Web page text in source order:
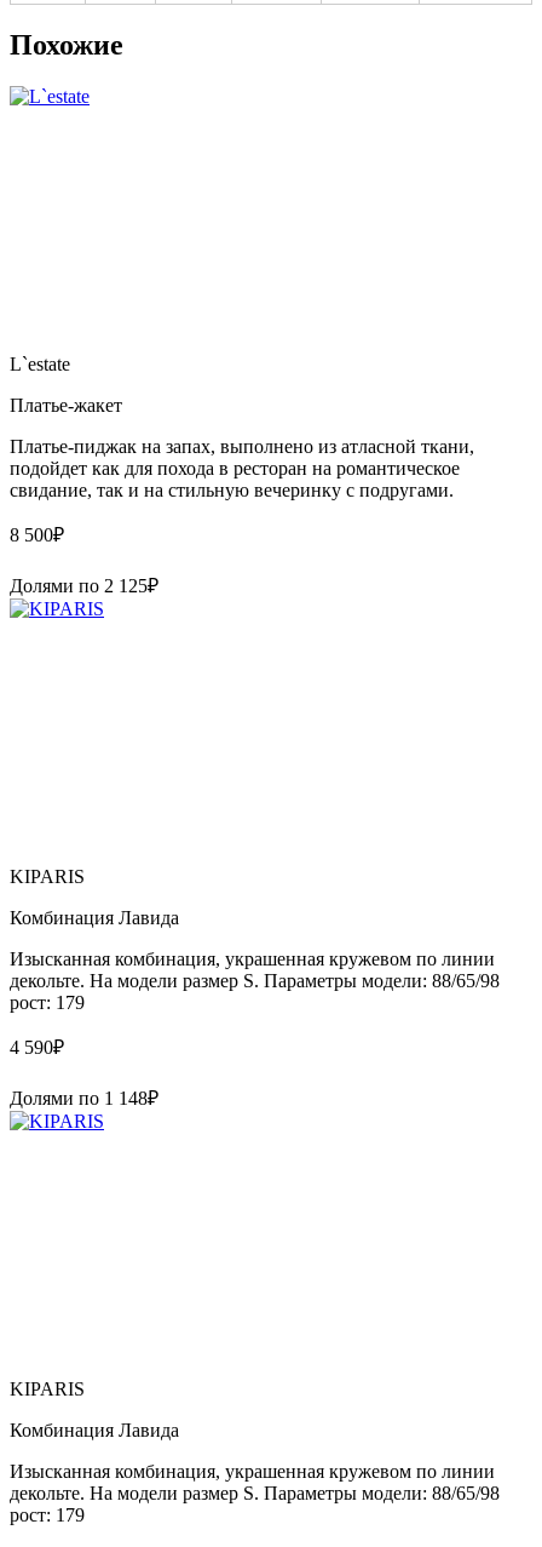
Похожие
L`estate
Платье-жакет
Платье-пиджак на запах, выполнено из атласной ткани,
подойдет как для похода в ресторан на романтическое
свидание, так и на стильную вечеринку с подругами.
8 500₽
Долями по 2 125₽
KIPARIS
Комбинация Лавида
Изысканная комбинация, украшенная кружевом по линии
декольте. На модели размер S. Параметры модели: 88/65/98
рост: 179
4 590₽
Долями по 1 148₽
KIPARIS
Комбинация Лавида
Изысканная комбинация, украшенная кружевом по линии
декольте. На модели размер S. Параметры модели: 88/65/98
рост: 179